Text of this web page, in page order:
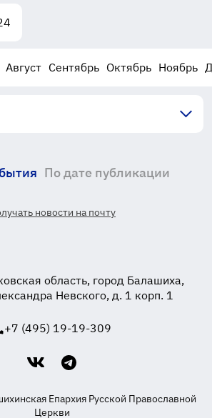
Август Сентябрь Октябрь Ноябрь
По дате публикации
новости на почту
область, город Балашиха,
Невского, д. 1 корп. 1
+7 (495) 19-19-309
Епархия Русской Православной
Церкви